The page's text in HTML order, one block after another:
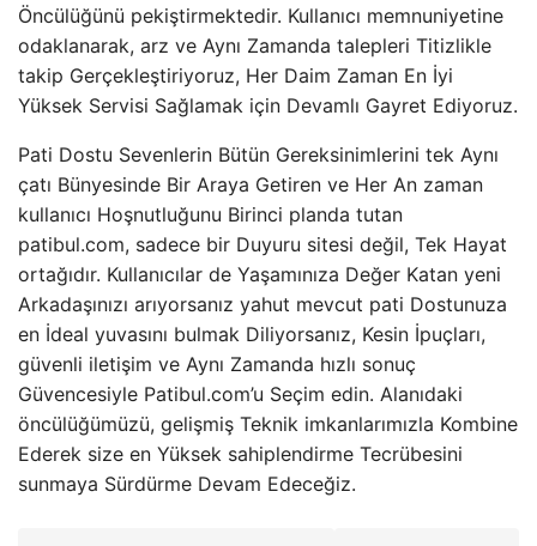
Öncülüğünü pekiştirmektedir. Kullanıcı memnuniyetine
odaklanarak, arz ve Aynı Zamanda talepleri Titizlikle
takip Gerçekleştiriyoruz, Her Daim Zaman En İyi
Yüksek Servisi Sağlamak için Devamlı Gayret Ediyoruz.
Pati Dostu Sevenlerin Bütün Gereksinimlerini tek Aynı
çatı Bünyesinde Bir Araya Getiren ve Her An zaman
kullanıcı Hoşnutluğunu Birinci planda tutan
patibul.com, sadece bir Duyuru sitesi değil, Tek Hayat
ortağıdır. Kullanıcılar de Yaşamınıza Değer Katan yeni
Arkadaşınızı arıyorsanız yahut mevcut pati Dostunuza
en İdeal yuvasını bulmak Diliyorsanız, Kesin İpuçları,
güvenli iletişim ve Aynı Zamanda hızlı sonuç
Güvencesiyle Patibul.com’u Seçim edin. Alanıdaki
öncülüğümüzü, gelişmiş Teknik imkanlarımızla Kombine
Ederek size en Yüksek sahiplendirme Tecrübesini
sunmaya Sürdürme Devam Edeceğiz.